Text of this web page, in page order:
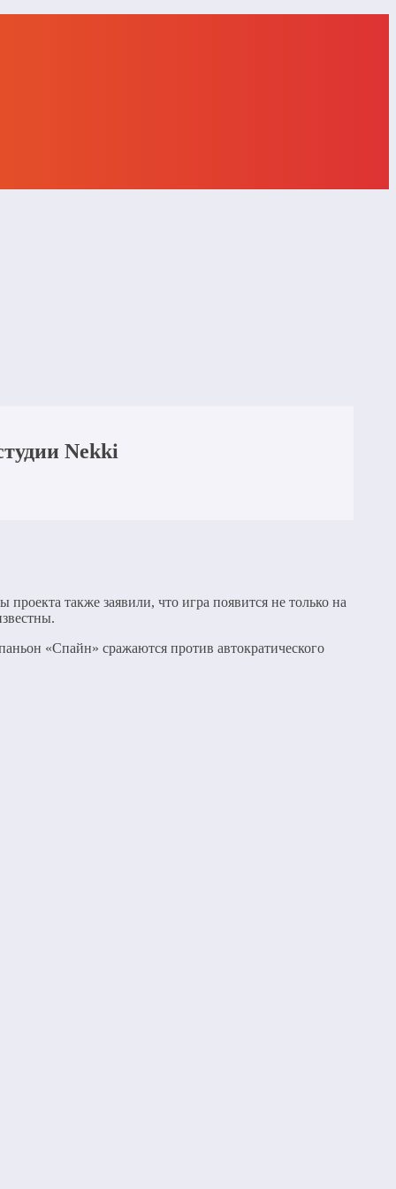
Nekki
проекта также заявили, что игра появится не только на
«Спайн» сражаются против автократического